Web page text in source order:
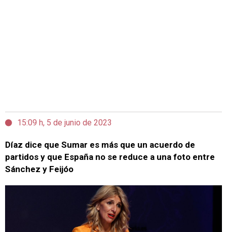
15:09 h, 5 de junio de 2023
Díaz dice que Sumar es más que un acuerdo de
partidos y que España no se reduce a una foto entre
Sánchez y Feijóo